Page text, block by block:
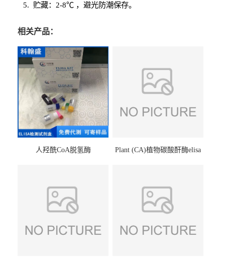
5. 贮藏：2-8℃ ，避光防潮保存。
相关产品：
人羟酰CoA脱氢酶
Plant (CA)植物碳酸酐酶elisa